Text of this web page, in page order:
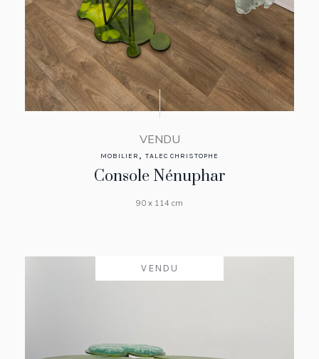
VENDU
MOBILIER ,TALEC CHRISTOPHE
Console Nénuphar
90 x 114 cm
VENDU